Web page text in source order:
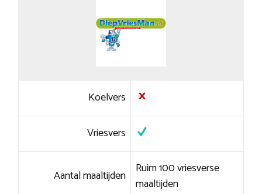
Koelvers
Vriesvers
Aantal maaltijden Ruim 100 vriesverse
maaltijden